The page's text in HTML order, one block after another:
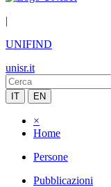
|
UNIFIND
unisr.it
IT EN
×
Home
Persone
Pubblicazioni